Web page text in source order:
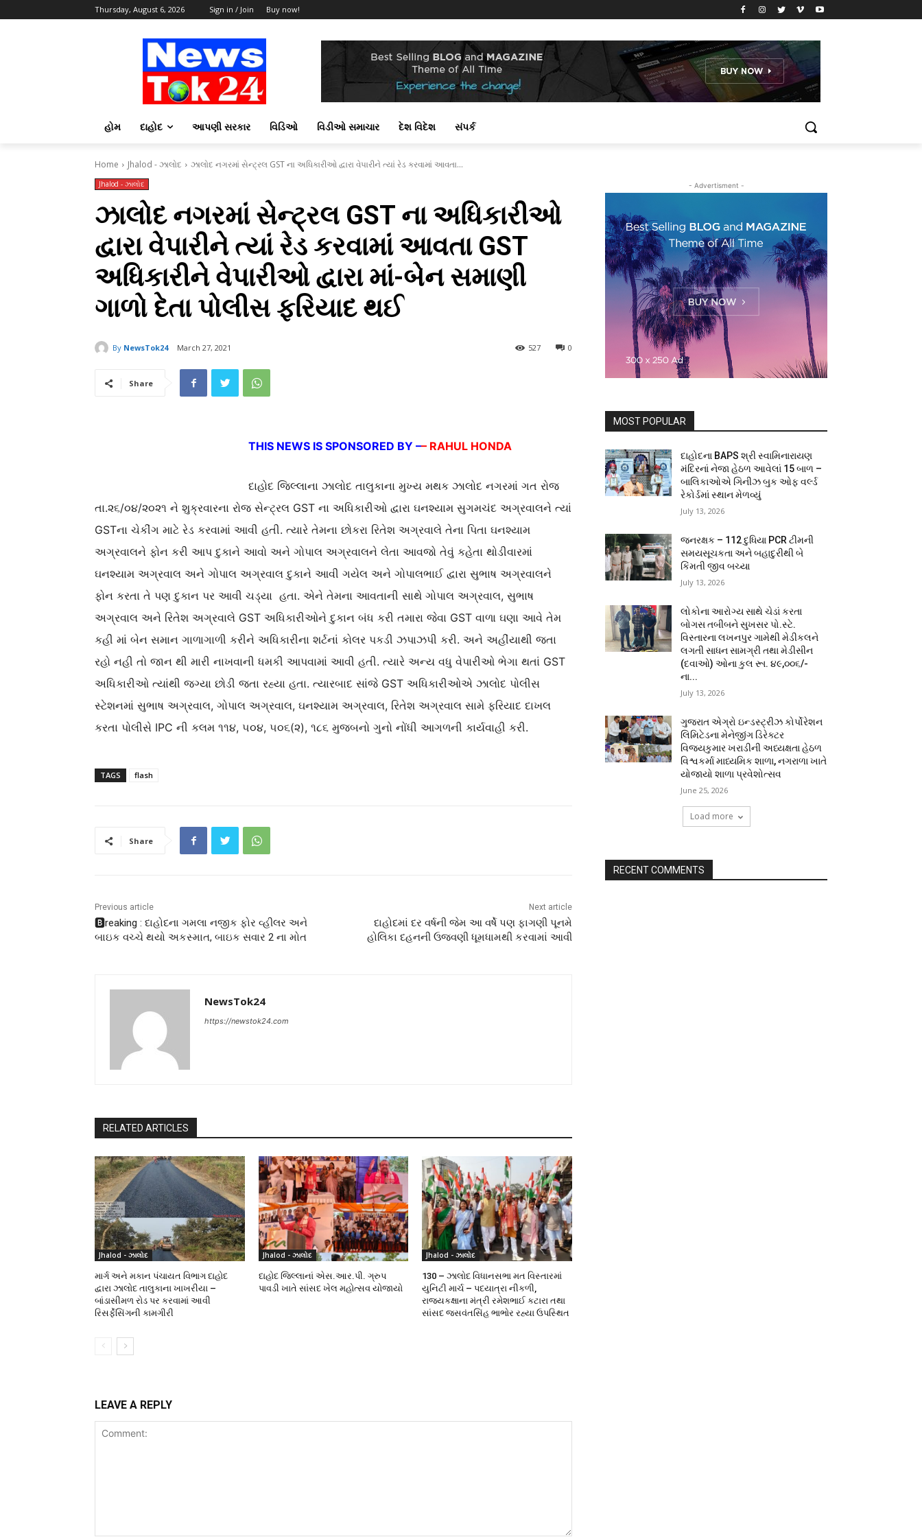
Thursday, August 6, 2026 Sign in / Join Buy now!
હોમ દાહોદ આપણી સરકાર વિડિઓ વિડીઓ સમાચાર દેશ વિદેશ સંપર્ક
Home Jhalod - ઝાલોદ ઝાલોદ નગરમાં સેન્ટ્રલ GST ના અધિકારીઓ દ્વારા વેપારીને ત્યાં રેડ કરવામાં આવતા...
Jhalod - ઝાલોદ
ઝાલોદ નગરમાં સેન્ટ્રલ GST ના અધિકારીઓ
દ્વારા વેપારીને ત્યાં રેડ કરવામાં આવતા GST
અધિકારીને વેપારીઓ દ્વારા માં-બેન સમાણી
ગાળો દેતા પોલીસ ફરિયાદ થઈ
By NewsTok24 March 27, 2021 0
527
Share
THIS NEWS IS SPONSORED BY –– RAHUL HONDA
દાહોદ જિલ્લાના ઝાલોદ તાલુકાના મુખ્ય મથક ઝાલોદ નગરમાં ગત રોજ
તા.૨૬/૦૪/૨૦૨૧ ને શુક્રવારના રોજ સેન્ટ્રલ GST ના અધિકારીઓ દ્વારા ઘનશ્યામ સુગમચંદ અગ્રવાલને ત્યાં
GSTના ચેકીંગ માટે રેડ કરવામાં આવી હતી. ત્યારે તેમના છોકરા રિતેશ અગ્રવાલે તેના પિતા ઘનશ્યામ
અગ્રવાલને ફોન કરી આપ દુકાને આવો અને ગોપાલ અગ્રવાલને લેતા આવજો તેવું કહેતા થોડીવારમાં
ઘનશ્યામ અગ્રવાલ અને ગોપાલ અગ્રવાલ દુકાને આવી ગયેલ અને ગોપાલભાઈ દ્વારા સુભાષ અગ્રવાલને
ફોન કરતા તે પણ દુકાન પર આવી ચડ્યા હતા. એને તેમના આવતાની સાથે ગોપાલ અગ્રવાલ, સુભાષ
અગ્રવાલ અને રિતેશ અગ્રવાલે GST અધિકારીઓને દુકાન બંધ કરી તમારા જેવા GST વાળા ઘણા આવે તેમ
કહી માં બેન સમાન ગાળાગાળી કરીને અધિકારીના શર્ટનાં કોલર પકડી ઝપાઝપી કરી. અને અહીંયાથી જતા
રહો નહી તો જાન થી મારી નાખવાની ધમકી આપવામાં આવી હતી. ત્યારે અન્ય વધુ વેપારીઓ ભેગા થતાં GST
અધિકારીઓ ત્યાંથી જગ્યા છોડી જતા રહ્યા હતા. ત્યારબાદ સાંજે GST અધિકારીઓએ ઝાલોદ પોલીસ
સ્ટેશનમાં સુભાષ અગ્રવાલ, ગોપાલ અગ્રવાલ, ઘનશ્યામ અગ્રવાલ, રિતેશ અગ્રવાલ સામે ફરિયાદ દાખલ
કરતા પોલીસે IPC ની કલમ ૧૧૪, ૫૦૪, ૫૦૬(૨), ૧૮૬ મુજબનો ગુનો નોંધી આગળની કાર્યવાહી કરી.
TAGS flash
Share
Previous article
🅱️reaking : દાહોદના ગમલા નજીક ફોર વ્હીલર અને
બાઇક વચ્ચે થયો અકસ્માત, બાઇક સવાર 2 ના મોત
Next article
દાહોદમાં દર વર્ષની જેમ આ વર્ષે પણ ફાગણી પૂનમે
હોલિકા દહનની ઉજવણી ધૂમધામથી કરવામાં આવી
NewsTok24
https://newstok24.com
RELATED ARTICLES
Jhalod - ઝાલોદ
માર્ગ અને મકાન પંચાયત વિભાગ દાહોદ
દ્વારા ઝાલોદ તાલુકાના ખાખરીયા –
બાંડાસીમળ રોડ પર કરવામાં આવી
રિસર્ફેસિંગની કામગીરી
Jhalod - ઝાલોદ
દાહોદ જિલ્લાનાં એસ.આર.પી. ગ્રુપ
પાવડી ખાતે સાંસદ ખેલ મહોત્સવ યોજાયો
Jhalod - ઝાલોદ
130 – ઝાલોદ વિધાનસભા મત વિસ્તારમાં
યુનિટી માર્ચ – પદયાત્રા નીકળી,
રાજ્યકક્ષાના મંત્રી રમેશભાઈ કટારા તથા
સાંસદ જસવંતસિંહ ભાભોર રહ્યા ઉપસ્થિત
LEAVE A REPLY
- Advertisment -
MOST POPULAR
દાહોદના BAPS શ્રી સ્વામિનારાયણ
મંદિરનાં નેજા હેઠળ આવેલાં 15 બાળ –
બાલિકાઓએ ગિનીઝ બુક ઓફ વર્લ્ડ
રેકોર્ડમાં સ્થાન મેળવ્યું
July 13, 2026
જનરક્ષક – 112 દુધિયા PCR ટીમની
સમયસૂચકતા અને બહાદુરીથી બે
કિંમતી જીવ બચ્યા
July 13, 2026
લોકોના આરોગ્ય સાથે ચેડાં કરતા
બોગસ તબીબને સુખસર પો.સ્ટે.
વિસ્તારના લખનપુર ગામેથી મેડીકલને
લગતી સાધન સામગ્રી તથા મેડીસીન
(દવાઓ) ઓના કુલ રૂા. ૪૯,૦૦૬/-
ના...
July 13, 2026
ગુજરાત એગ્રો ઇન્ડસ્ટ્રીઝ કોર્પોરેશન
લિમિટેડના મેનેજીંગ ડિરેક્ટર
વિજયકુમાર ખરાડીની અધ્યક્ષતા હેઠળ
વિશ્વકર્મા માધ્યમિક શાળા, નગરાળા ખાતે
યોજાયો શાળા પ્રવેશોત્સવ
June 25, 2026
Load more
RECENT COMMENTS